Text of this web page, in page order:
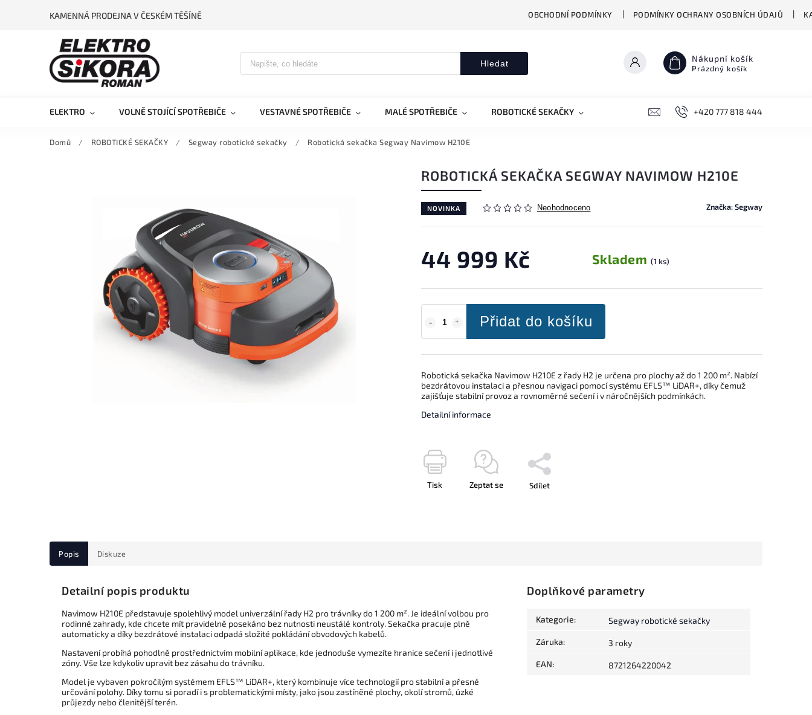
KAMENNÁ PRODEJNA V ČESKÉM TĚŠÍNĚ OBCHODNÍ PODMÍNKY PODMÍNKY OCHRANY OSOBNÍCH ÚDAJŮ
Hledat Nákupní košík
Prázdný košík
ELEKTRO VOLNĚ STOJÍCÍ SPOTŘEBIČE VESTAVNÉ SPOTŘEBIČE MALÉ SPOTŘEBIČE ROBOTICKÉ SEKAČKY PŘEKLADAČE VASCO BIONICKÉ MOPY
+420 777 818 444
Domů / ROBOTICKÉ SEKAČKY / Segway robotické sekačky / Robotická sekačka Segway Navimow H210E
ROBOTICKÁ SEKAČKA SEGWAY NAVIMOW H210E
NOVINKA Neohodnoceno Značka:Segway
44 999 Kč Skladem (1 ks)
Přidat do košíku
Robotická sekačka Navimow H210E z řady H2 je určena pro plochy až do 1 200 m². Nabízí
bezdrátovou instalaci a přesnou navigaci pomocí systému EFLS™ LiDAR+, díky čemuž
zajišťuje stabilní provoz a rovnoměrné sečení i v náročnějších podmínkách.
Detailní informace
Tisk Zeptat se Sdílet
Popis Diskuze
Detailní popis produktu
Navimow H210E představuje spolehlivý model univerzální řady H2 pro trávníky do 1 200 m². Je ideální volbou pro
rodinné zahrady, kde chcete mít pravidelně posekáno bez nutnosti neustálé kontroly. Sekačka pracuje plně
automaticky a díky bezdrátové instalaci odpadá složité pokládání obvodových kabelů.
Nastavení probíhá pohodlně prostřednictvím mobilní aplikace, kde jednoduše vymezíte hranice sečení i jednotlivé
zóny. Vše lze kdykoliv upravit bez zásahu do trávníku.
Model je vybaven pokročilým systémem EFLS™ LiDAR+, který kombinuje více technologií pro stabilní a přesné
určování polohy. Díky tomu si poradí i s problematickými místy, jako jsou zastíněné plochy, okolí stromů, úzké
průjezdy nebo členitější terén.
Doplňkové parametry
Kategorie: Segway robotické sekačky
Záruka: 3 roky
EAN: 8721264220042